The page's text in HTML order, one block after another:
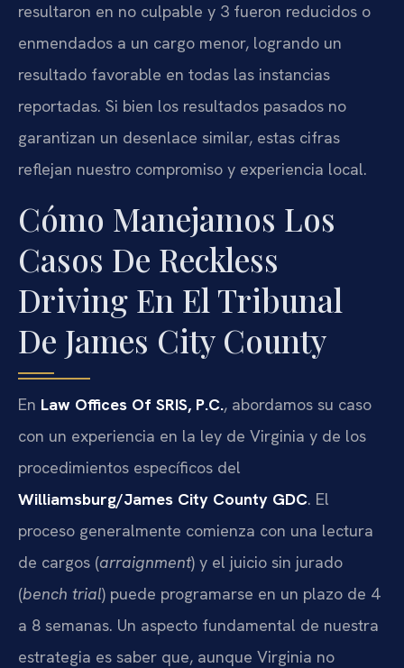
resultaron en no culpable y 3 fueron reducidos o
enmendados a un cargo menor, logrando un
resultado favorable en todas las instancias
reportadas. Si bien los resultados pasados no
garantizan un desenlace similar, estas cifras
reflejan nuestro compromiso y experiencia local.
Cómo Manejamos Los
Casos De Reckless
Driving En El Tribunal
De James City County
En Law Offices Of SRIS, P.C., abordamos su caso
con un experiencia en la ley de Virginia y de los
procedimientos específicos del
Williamsburg/James City County GDC. El
proceso generalmente comienza con una lectura
de cargos (arraignment) y el juicio sin jurado
(bench trial) puede programarse en un plazo de 4
a 8 semanas. Un aspecto fundamental de nuestra
estrategia es saber que, aunque Virginia no